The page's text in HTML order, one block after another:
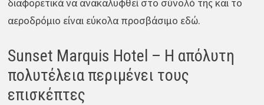
αεροδρόμιο είναι εύκολα προσβάσιμο εδώ.
Sunset Marquis Hotel – Η απόλυτη
πολυτέλεια περιμένει τους
επισκέπτες